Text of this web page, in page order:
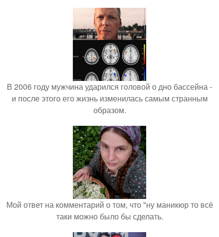
В 2006 году мужчина ударился головой о дно бассейна -
и после этого его жизнь изменилась самым странным
образом.
Мой ответ на комментарий о том, что "ну маникюр то всё
таки можно было бы сделать.